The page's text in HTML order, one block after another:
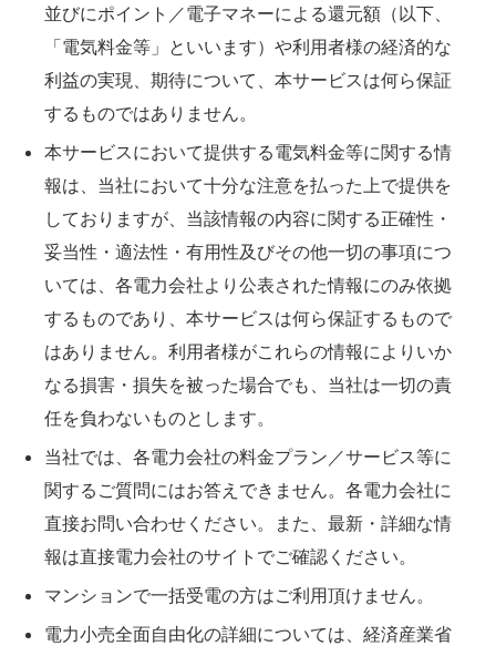
並びにポイント／電子マネーによる還元額（以下、
「電気料金等」といいます）や利用者様の経済的な
利益の実現、期待について、本サービスは何ら保証
するものではありません。
本サービスにおいて提供する電気料金等に関する情
報は、当社において十分な注意を払った上で提供を
しておりますが、当該情報の内容に関する正確性・
妥当性・適法性・有用性及びその他一切の事項につ
いては、各電力会社より公表された情報にのみ依拠
するものであり、本サービスは何ら保証するもので
はありません。利用者様がこれらの情報によりいか
なる損害・損失を被った場合でも、当社は一切の責
任を負わないものとします。
当社では、各電力会社の料金プラン／サービス等に
関するご質問にはお答えできません。各電力会社に
直接お問い合わせください。また、最新・詳細な情
報は直接電力会社のサイトでご確認ください。
マンションで一括受電の方はご利用頂けません。
電力小売全面自由化の詳細については、経済産業省